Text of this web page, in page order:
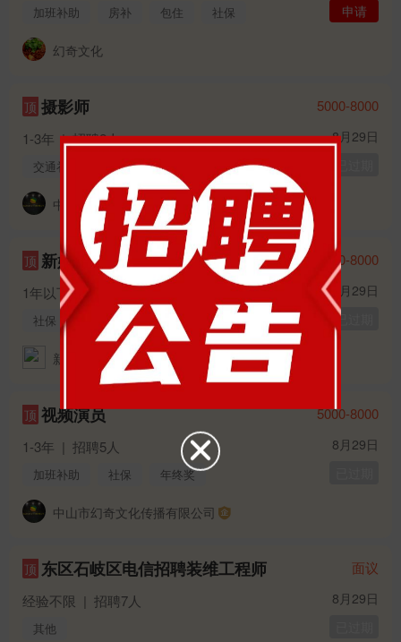
加班补助 房补 包住
社保
年终奖
幻奇文化
申请
顶 摄影师
1-3年 |招聘2人
交通补贴 加班补助
节日福利
年假
中山市幻奇文化传播有限公司
5000-8000
8月29日
顶 新媒体运营
1年以下|招聘5人|华容县
社保 年终奖 节日福利
新媒体运营
5000-8000
8月29日
已过期
顶 视频演员
1-3年 | 招聘5人
加班补助 社保 年终奖
中山市幻奇文化传播有限公司
5000-8000
8月29日
顶 东区石岐区电信招聘装维工程师
经验不限 | 招聘7人
其他
面议
8月29日